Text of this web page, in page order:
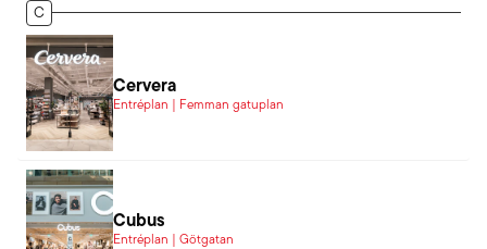
C
Cervera
Entréplan | Femman gatuplan
Cubus
Entréplan | Götgatan